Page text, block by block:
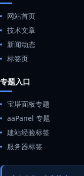
网站首页
技术文章
新闻动态
标签页
专题入口
宝塔面板专题
aaPanel 专题
建站经验标签
服务器标签